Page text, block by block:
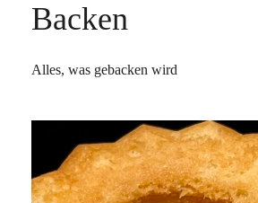
Backen
Alles, was gebacken wird